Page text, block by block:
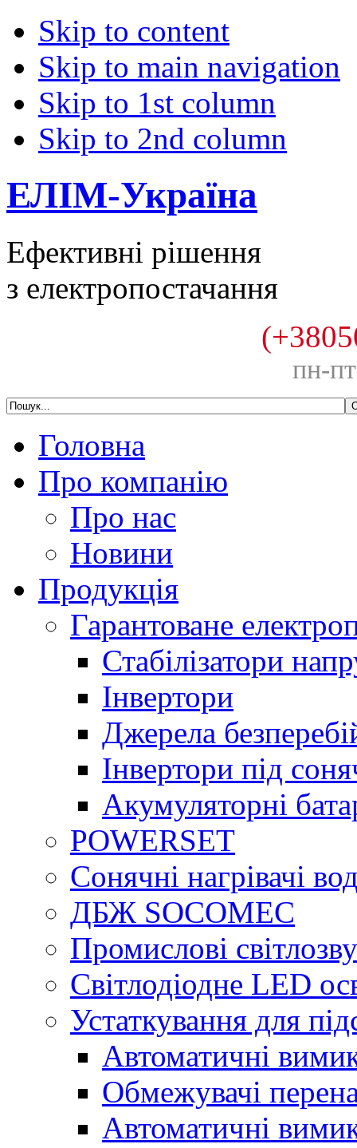
Skip to content
Skip to main navigation
Skip to 1st column
Skip to 2nd column
ЕЛІМ-Україна
Ефективні рішення
з електропостачання
пн-
Головна
Про компанію
Про нас
Новини
Продукція
Гарантоване
Стабілізатори
Інвертори
Джерела
Інвертори під
Акумуляторні
POWERSET
Сонячні нагрівачі
ДБЖ SOCOMEC
Промислові
Світлодіодне LED
Устаткування для
Автоматичні
Обмежувачі
Автоматичні